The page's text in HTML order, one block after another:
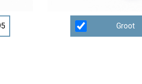
Groot